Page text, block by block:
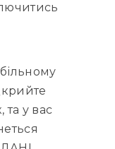
та у вас